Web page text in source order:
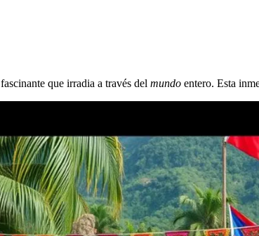
fascinante que irradia a través del mundo entero. Esta